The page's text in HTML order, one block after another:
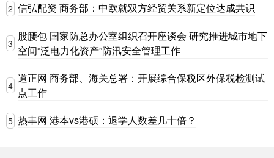
2 信弘配资 商务部：中欧就双方经贸关系新定位达成共识
3
股腰包 国家防总办公室组织召开座谈会 研究推进城市地下
空间“泛电力化资产”防汛安全管理工作
4
道正网 商务部、海关总署：开展综合保税区外保税检测试
点工作
5 热丰网 港本vs港硕：退学人数差几十倍？